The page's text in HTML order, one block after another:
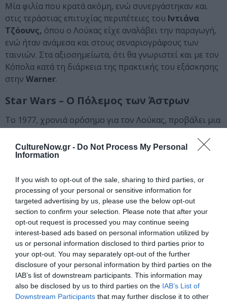
CultureNow.gr - Do Not Process My Personal
Information
If you wish to opt-out of the sale, sharing to third parties, or
processing of your personal or sensitive information for
targeted advertising by us, please use the below opt-out
section to confirm your selection. Please note that after your
opt-out request is processed you may continue seeing
interest-based ads based on personal information utilized by
us or personal information disclosed to third parties prior to
your opt-out. You may separately opt-out of the further
disclosure of your personal information by third parties on the
IAB’s list of downstream participants. This information may
also be disclosed by us to third parties on the IAB’s List of
Downstream Participants that may further disclose it to other
Μία φιλία που κρατά ακόμη, ενώ συνεργάστηκαν και
στις τεράστιας επιτυχίας περιπέτειες του Ιντιάνα
Τζόουνς, όπου ο Λούκας είχε αναλάβει την παραγωγή,
ενώ ήταν ανάμεσα και στους σεναριογράφους των
ταινιών. Στα αξιοσημείωτα, ότι θα γνωριστεί και με τον
Κόπολα κατά τη διάρκεια της πρακτικής του εξάσκησης
στην Warner.
Star Wars – Ο Πόλεμος των Άστρων
Το 1977, χρονιά ορόσημο για τον Λούκας, προβάλει μια
Πόλεμος των Άστρων», σε μερικούς φίλους και
συνεργάτες – ανάμεσά τους και οι Σπίλμπεργκ και Ντε
σκηνές μαχών, που είχαν πλάνα αρχειακού υλικού από
τον Β’ Παγκόσμιο Πόλεμο. Μετά από λίγους μήνες η
ταινία θα κάνει πρεμιέρα.
Η ταινία «Στενές Επαφές Τρίτου Τύπου»
και το στοίχημα με τον Σπίλμπεργκ
Εκείνη την εποχή, ο Σπίλμπεργκ γύριζε την
πολυδάπανη, μπροστά στην παραγωγή του Λούκας,
ταινία«Στενές Επαφές Τρίτου Τύπου». Ο Λούκας
ήταν απογοητευμένος, καθώς δεν έβρισκε επαρκή